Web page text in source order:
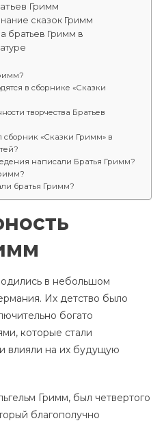
Гримм
сказок Гримм
братьев Гримм в
в сборнике «Сказки
творчества Братьев
сборник «Сказки Гримм» в
написали Братья Гримм?
братья Гримм?
в небольшом
Их детство было
богато
которые стали
влияли на их будущую
Гримм, был четвертого
благополучно